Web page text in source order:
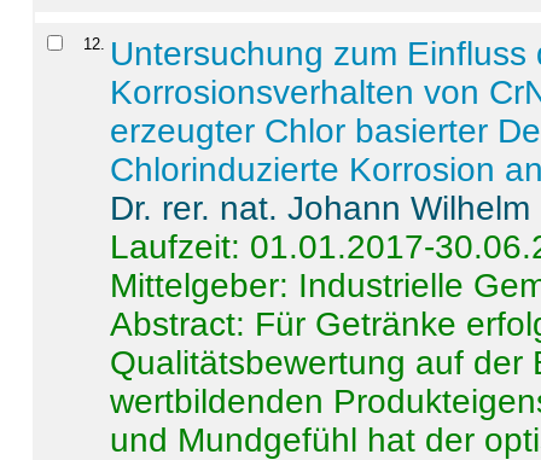
12
Untersuchung zum
Korrosionsverhalten von
erzeugter Chlor basierter
Chlorinduzierte Korrosion
Dr. rer. nat. Johann
Laufzeit: 01.01.2017-
Mittelgeber: Industrielle
Abstract: Für Getränke
Qualitätsbewertung auf der
wertbildenden
und Mundgefühl hat der